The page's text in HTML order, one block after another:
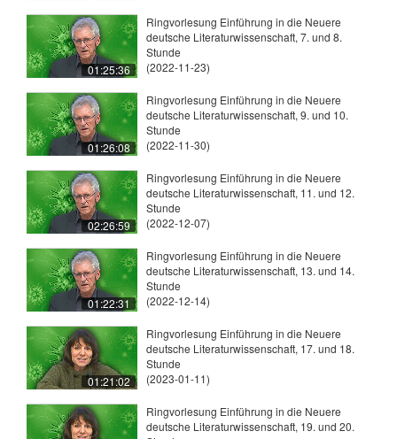
01:25:36
Ringvorlesung Einführung in die Neuere
deutsche Literaturwissenschaft, 7. und 8.
Stunde
(2022-11-23)
01:26:08
Ringvorlesung Einführung in die Neuere
deutsche Literaturwissenschaft, 9. und 10.
Stunde
(2022-11-30)
02:26:59
Ringvorlesung Einführung in die Neuere
deutsche Literaturwissenschaft, 11. und 12.
Stunde
(2022-12-07)
01:22:31
Ringvorlesung Einführung in die Neuere
deutsche Literaturwissenschaft, 13. und 14.
Stunde
(2022-12-14)
01:21:02
Ringvorlesung Einführung in die Neuere
deutsche Literaturwissenschaft, 17. und 18.
Stunde
(2023-01-11)
Ringvorlesung Einführung in die Neuere
deutsche Literaturwissenschaft, 19. und 20.